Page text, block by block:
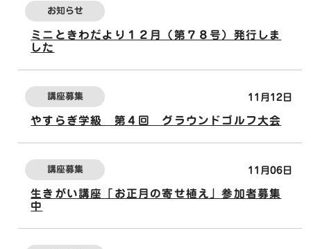
お知らせ
ミニときわだより１２月（第７８号）発行しま
した
11月12日
講座募集
やすらぎ学級 第４回 グラウンドゴルフ大会
11月06日
講座募集
生きがい講座「お正月の寄せ植え」参加者募集
中